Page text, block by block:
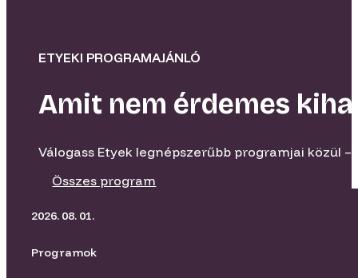
ETYEKI PROGRAMAJÁNLÓ
Amit nem érdemes
Válogass Etyek legnépszerűbb programjai közül
Összes program
2026. 08. 01.
Programok